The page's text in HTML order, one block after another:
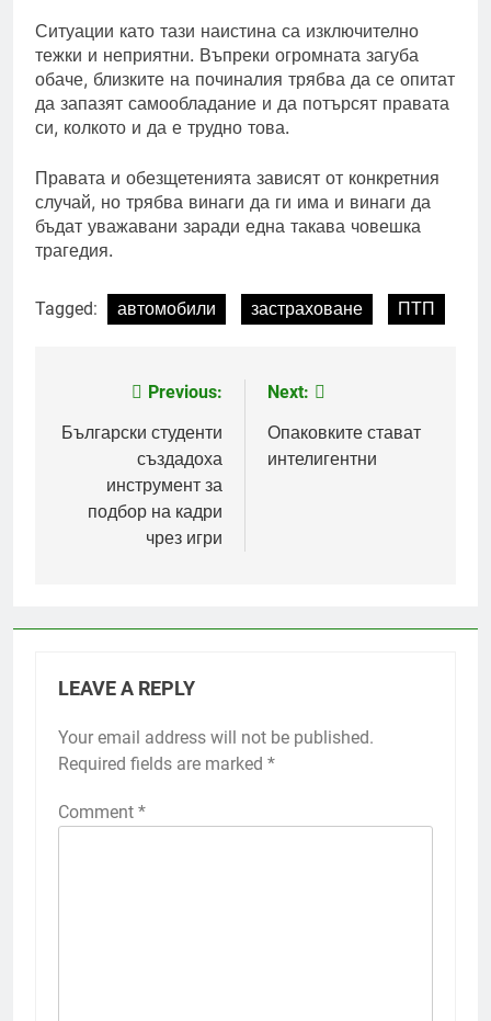
Ситуации като тази наистина са изключително
тежки и неприятни. Въпреки огромната загуба
обаче, близките на починалия трябва да се опитат
да запазят самообладание и да потърсят правата
си, колкото и да е трудно това.
Правата и обезщетенията зависят от конкретния
случай, но трябва винаги да ги има и винаги да
бъдат уважавани заради една такава човешка
трагедия.
Tagged: автомобили застраховане ПТП
navigation
Previous:
Български студенти
създадоха
инструмент за
подбор на кадри
чрез игри
Next:
Опаковките стават
интелигентни
LEAVE A REPLY
Your email address will not be published.
Required fields are marked *
Comment *